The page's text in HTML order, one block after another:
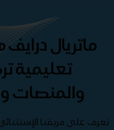
ماتريال
تعليمية
والمنصات
تعرف على فريقنا